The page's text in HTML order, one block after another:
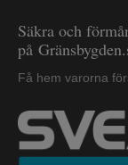
Säkra och
på
Få hem varorna